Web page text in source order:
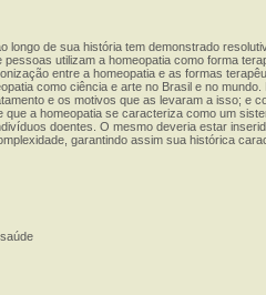
longo de sua história tem demonstrado
utilizam a homeopatia como forma
entre a homeopatia e as formas
como ciência e arte no Brasil e no
e os motivos que as levaram a isso; e
a homeopatia se caracteriza como um
doentes. O mesmo deveria estar
garantindo assim sua histórica